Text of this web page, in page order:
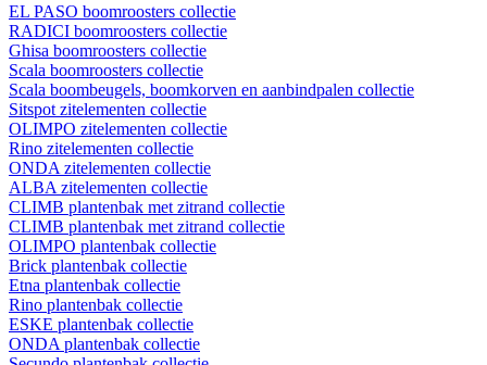
EL PASO boomroosters collectie
RADICI boomroosters collectie
Ghisa boomroosters collectie
Scala boomroosters collectie
Scala boombeugels, boomkorven en aanbindpalen collectie
Sitspot zitelementen collectie
OLIMPO zitelementen collectie
Rino zitelementen collectie
ONDA zitelementen collectie
ALBA zitelementen collectie
CLIMB plantenbak met zitrand collectie
CLIMB plantenbak met zitrand collectie
OLIMPO plantenbak collectie
Brick plantenbak collectie
Etna plantenbak collectie
Rino plantenbak collectie
ESKE plantenbak collectie
ONDA plantenbak collectie